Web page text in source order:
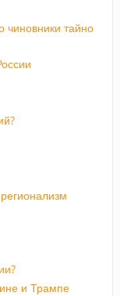
чиновники тайно
и Трампе